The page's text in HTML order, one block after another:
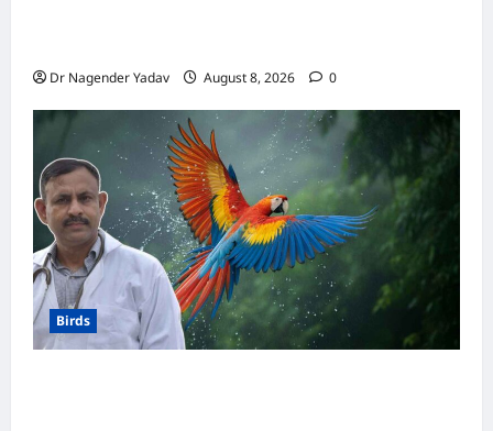
Dr Nagender Yadav August 8, 2026 0
Birds